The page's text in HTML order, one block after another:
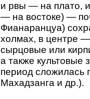
и рвы — на плато,
— на востоке) —
Фианаранцуа)
холмах, в центре
сырцовые или
а также
период сложилась
Махадзанга и др.).